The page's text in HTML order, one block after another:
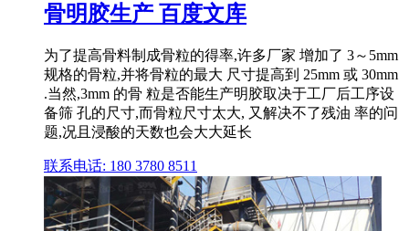
骨明胶生产 百度文库
为了提高骨料制成骨粒的得率,许多厂家 增加了 3～5mm
规格的骨粒,并将骨粒的最大 尺寸提高到 25mm 或 30mm
.当然,3mm 的骨 粒是否能生产明胶取决于工厂后工序设
备筛 孔的尺寸,而骨粒尺寸太大, 又解决不了残油 率的问
题,况且浸酸的天数也会大大延长
联系电话: 180 3780 8511